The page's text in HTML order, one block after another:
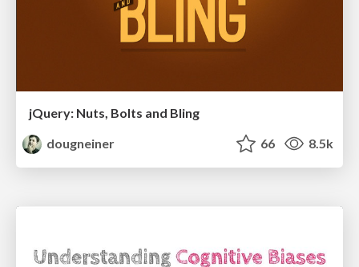
jQuery: Nuts, Bolts and Bling
dougneiner
66 8.5k